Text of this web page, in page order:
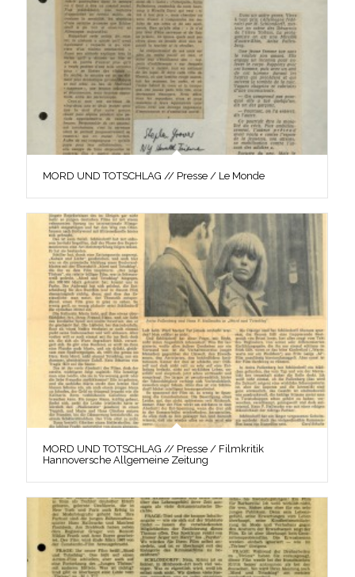
MORD UND TOTSCHLAG // Presse / Le Monde
MORD UND TOTSCHLAG // Presse / Filmkritik
Hannoversche Allgemeine Zeitung